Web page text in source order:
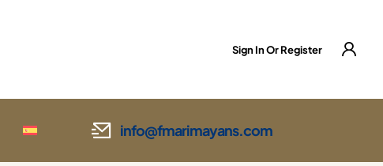
Sign In Or Register
info@fmarimayans.com